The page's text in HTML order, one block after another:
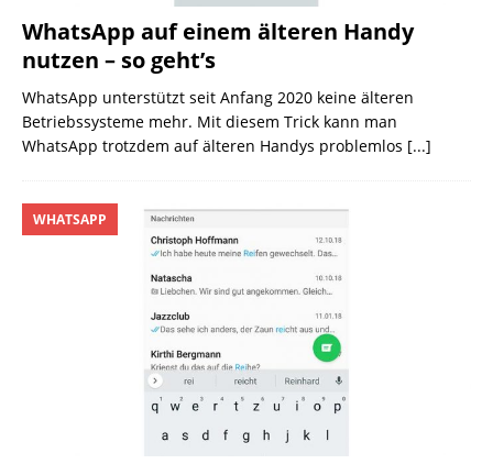
WhatsApp auf einem älteren Handy
nutzen – so geht’s
WhatsApp unterstützt seit Anfang 2020 keine älteren
Betriebs­systeme mehr. Mit diesem Trick kann man
WhatsApp trotzdem auf älteren Handys problemlos [...]
WHATSAPP